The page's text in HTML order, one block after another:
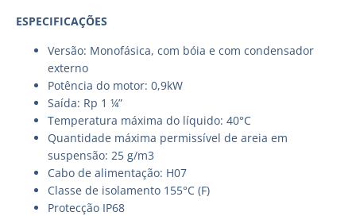
ESPECIFICAÇÕES
Versão: Monofásica, com bóia e com condensador
externo
Potência do motor: 0,9kW
Saída: Rp 1 ¼”
Temperatura máxima do líquido: 40°C
Quantidade máxima permissível de areia em
suspensão: 25 g/m3
Cabo de alimentação: H07
Classe de isolamento 155°C (F)
Protecção IP68